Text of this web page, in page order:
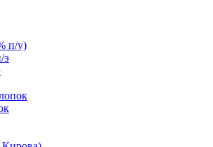
п/у)
э